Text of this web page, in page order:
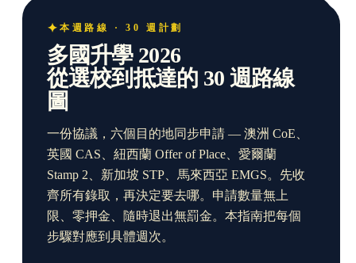
本週路線 · 30 週計劃
多國升學 2026
從選校到抵達的 30 週路線
圖
一份協議，六個目的地同步申請 — 澳洲 CoE、
英國 CAS、紐西蘭 Offer of Place、愛爾蘭
Stamp 2、新加坡 STP、馬來西亞 EMGS。先收
齊所有錄取，再決定要去哪。申請數量無上
限、零押金、隨時退出無罰金。本指南把每個
步驟對應到具體週次。